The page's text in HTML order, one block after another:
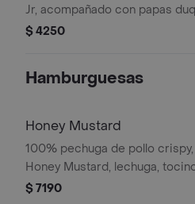
Jr, acompañado con papas
puré de manzana y bebida
$ 4250
Hamburguesas
Honey Mustard
100% pechuga de pollo crispy,
Honey Mustard, lechuga,
queso cheddar y cebolla
$ 7190